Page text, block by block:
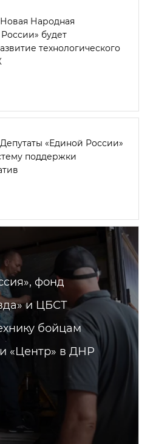
Народная
будет
технологического
«Единой России»
поддержки
фонд
и ЦБСТ
бойцам
«Центр» в ДНР